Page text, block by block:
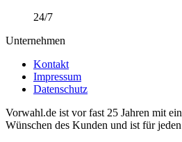
24/7
Unternehmen
Kontakt
Impressum
Datenschutz
Vorwahl.de ist vor fast 25 Jahren mit
Wünschen des Kunden und ist für